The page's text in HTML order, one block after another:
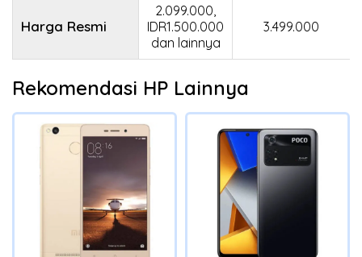
Harga Resmi
2.099.000,
IDR1.500.000
dan lainnya
3.499.000
Rekomendasi HP Lainnya